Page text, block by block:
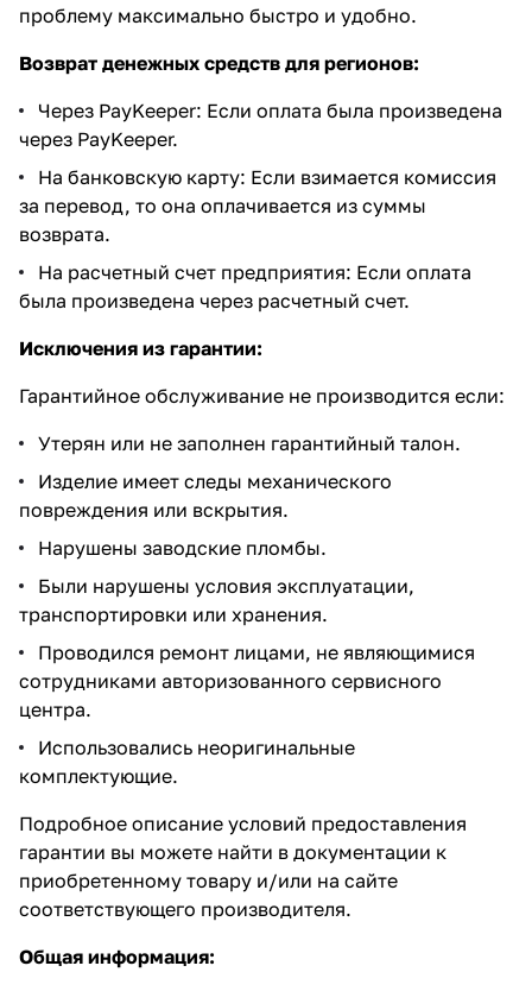
проблему максимально быстро и удобно.
Возврат денежных средств для регионов:
Через PayKeeper: Если оплата была произведена
через PayKeeper.
На банковскую карту: Если взимается комиссия
за перевод, то она оплачивается из суммы
возврата.
На расчетный счет предприятия: Если оплата
была произведена через расчетный счет.
Исключения из гарантии:
Гарантийное обслуживание не производится если:
Утерян или не заполнен гарантийный талон.
Изделие имеет следы механического
повреждения или вскрытия.
Нарушены заводские пломбы.
Были нарушены условия эксплуатации,
транспортировки или хранения.
Проводился ремонт лицами, не являющимися
сотрудниками авторизованного сервисного
центра.
Использовались неоригинальные
комплектующие.
Подробное описание условий предоставления
гарантии вы можете найти в документации к
приобретенному товару и/или на сайте
соответствующего производителя.
Общая информация: